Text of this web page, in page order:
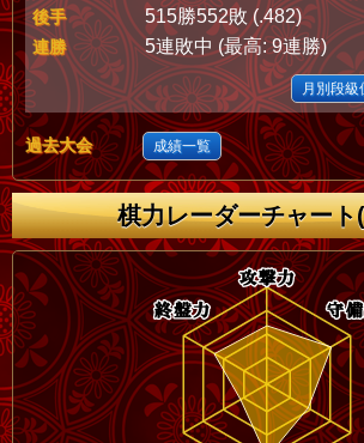
後手 515勝552敗 (.482)
連勝 5連敗中 (最高: 9連勝)
月別段級
過去大会 成績一覧
棋力レーダーチャート